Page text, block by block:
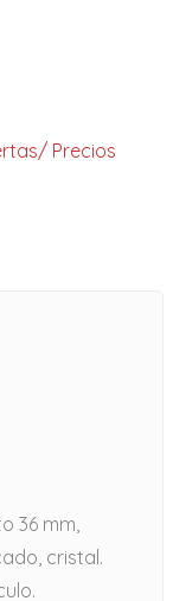
Precios
36 mm,
cristal.